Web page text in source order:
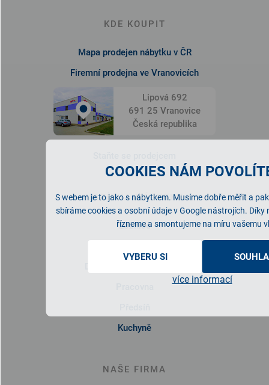
COOKIES NÁM
S webem je to jako s nábytkem. Musíme dobře měřit a
sbíráme cookies a osobní údaje v Google nástrojích. Díky
řízneme a smontujeme na míru vašemu
VYBERU SI
více informací
KDE KOUPIT
Mapa prodejen nábytku v ČR
Firemní prodejna ve Vranovicích
Lipová 692
691 25 Vranovice
Česká republika
NABÍDKA NÁBYTKU
Ložnice
Kuchyně
NAŠE FIRMA